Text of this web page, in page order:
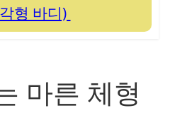
형 바디)
마른 체형